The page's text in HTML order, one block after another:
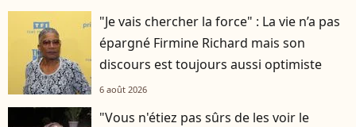
"Je vais chercher la force" : La vie n’a pas
épargné Firmine Richard mais son
discours est toujours aussi optimiste
6 août 2026
"Vous n'étiez pas sûrs de les voir le